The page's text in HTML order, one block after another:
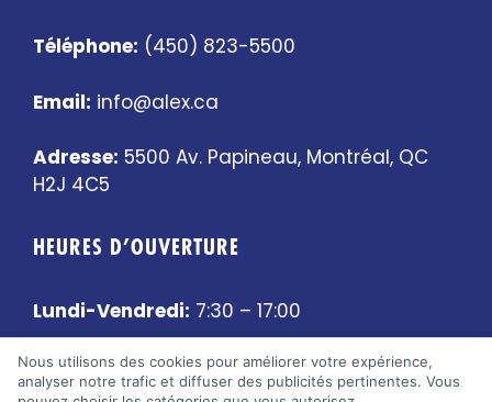
Téléphone: (450) 823-5500
Email: info@alex.ca
Adresse: 5500 Av. Papineau, Montréal, QC
H2J 4C5
HEURES D’OUVERTURE
Lundi-Vendredi: 7:30 – 17:00
Samedi-Dimanche:Fermé
Nous utilisons des cookies pour améliorer votre expérience,
analyser notre trafic et diffuser des publicités pertinentes. Vous